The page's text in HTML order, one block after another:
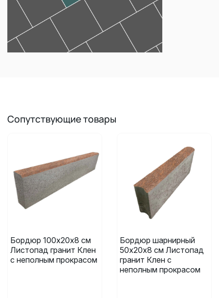
Сопутствующие товары
Бордюр 100х20х8 см
Листопад гранит Клен
с неполным прокрасом
Бордюр шарнирный
50х20х8 см Листопад
гранит Клен с
неполным прокрасом